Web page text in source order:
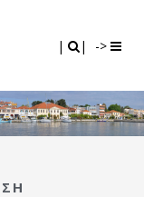
| | ->